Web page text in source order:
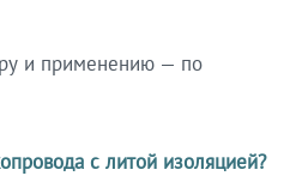
и применению — по
с литой изоляцией?